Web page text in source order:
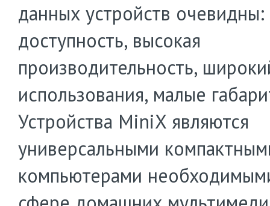
данных устройств очевидны:
доступность, высокая
производительность,
использования, малые
Устройства MiniX являются
универсальными
компьютерами